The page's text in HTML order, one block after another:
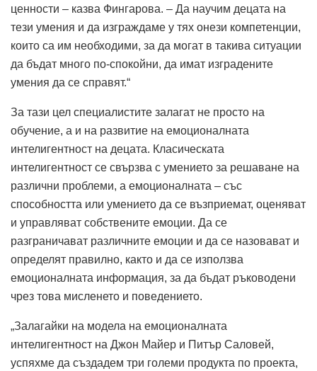
ценности – казва Фингарова. – Да научим децата на
тези умения и да изграждаме у тях онези компетенции,
които са им необходими, за да могат в такива ситуации
да бъдат много по-спокойни, да имат изградените
умения да се справят.“
За тази цел специалистите залагат не просто на
обучение, а и на развитие на емоционалната
интелигентност на децата. Класичес­ката
интелигентност се свързва с умението за решаване на
различни проблеми, а емоционалната – със
способността или умението да се възприемат, оценяват
и управляват собствените емоции. Да се
разграничават различните емоции и да се назовават и
определят правилно, както и да се използва
емоционалната информация, за да бъдат ръководени
чрез това мисленето и поведението.
„Залагайки на модела на емоционалната
интелигентност на Джон Майер и Питър Саловей,
успяхме да създадем три големи продукта по проекта,